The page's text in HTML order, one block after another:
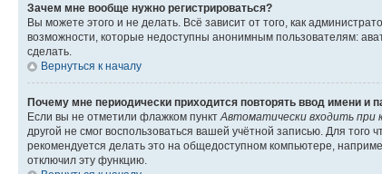
Зачем мне вообще нужно регистрироваться?
Вы можете этого и не делать. Всё зависит от того, как
возможности, которые недоступны анонимным пользователям:
сделать.
Вернуться к началу
Почему мне периодически приходится повторять ввод имени и
Если вы не отметили флажком пункт Автоматически входить при
другой не смог воспользоваться вашей учётной записью. Для
рекомендуется делать это на общедоступном компьютере,
отключил эту функцию.